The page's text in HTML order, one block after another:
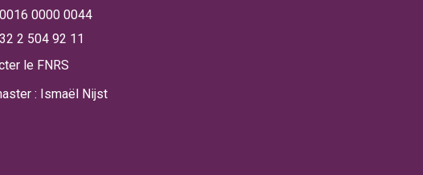
0000 0044
2 504 92 11
le FNRS
: Ismaël Nijst